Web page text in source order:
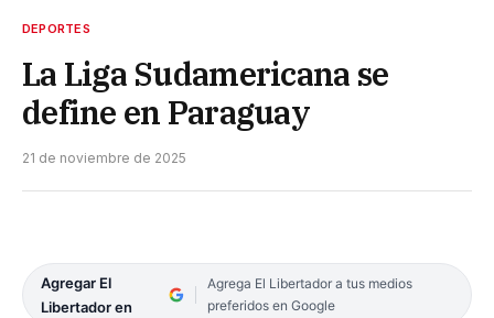
DEPORTES
La Liga Sudamericana se
define en Paraguay
21 de noviembre de 2025
Agregar El
Libertador en
Agrega El Libertador a tus medios
preferidos en Google